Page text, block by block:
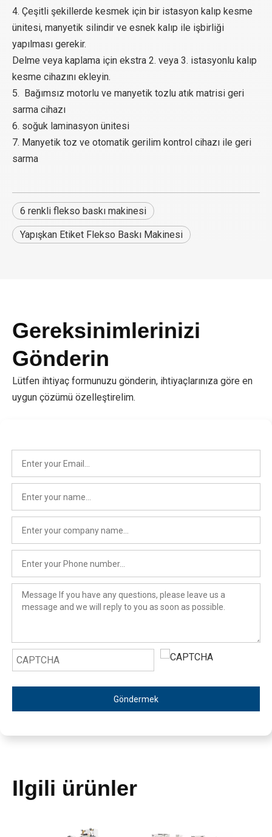
4. Çeşitli şekillerde kesmek için bir istasyon kalıp kesme
ünitesi, manyetik silindir ve esnek kalıp ile işbirliği
yapılması gerekir.
Delme veya kaplama için ekstra 2. veya 3. istasyonlu kalıp
kesme cihazını ekleyin.
5. Bağımsız motorlu ve manyetik tozlu atık matrisi geri
sarma cihazı
6. soğuk laminasyon ünitesi
7. Manyetik toz ve otomatik gerilim kontrol cihazı ile geri
sarma
6 renkli flekso baskı makinesi
Yapışkan Etiket Flekso Baskı Makinesi
Gereksinimlerinizi
Gönderin
Lütfen ihtiyaç formunuzu gönderin, ihtiyaçlarınıza göre en
uygun çözümü özelleştirelim.
Göndermek
Ilgili ürünler